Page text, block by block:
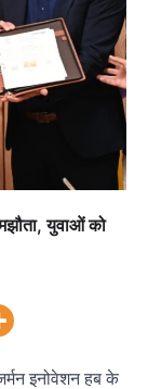
युवाओं को
इनोवेशन हब के